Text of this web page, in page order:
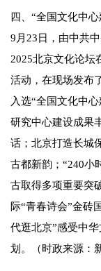
四、“全国文化中
9月23日，由中共
2025北京文化论坛
活动，在现场发布
入选“全国文化中
研究中心建设成果
话；北京打造长城
古都新韵；“240小
古取得多项重要突
际“青春诗会”金砖
代逛北京”感受中
划。（时政来源：